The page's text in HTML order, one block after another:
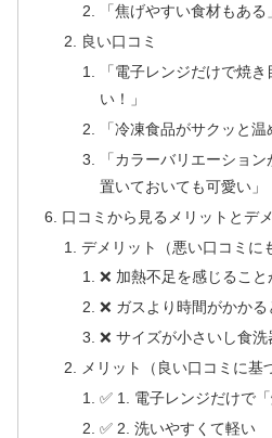
「焦げやすい食材もある」
良い口コミ
「電子レンジだけで焼
い！」
「冷凍食品がサクッと温
「カラーバリエーション
置いておいても可愛い」
口コミから見るメリットとデ
デメリット（悪い口コミに
❌ 加熱不足を感じること
❌ ガスより時間がかかる
❌ サイズが小さいし食
メリット（良い口コミに基
✅ 1. 電子レンジだけで
✅ 2. 洗いやすくて軽い